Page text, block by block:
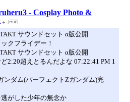
- Cosplay Photo &
サウンドセット α版公開
クフライデー！
サウンドセット α版公開
2:20超えとるんだよな 07:22:41 PM 1
ンダム(パーフェクトZガンダム)完
がした少年の無念か